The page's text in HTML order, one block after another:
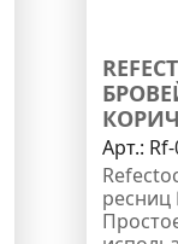
Арт.: